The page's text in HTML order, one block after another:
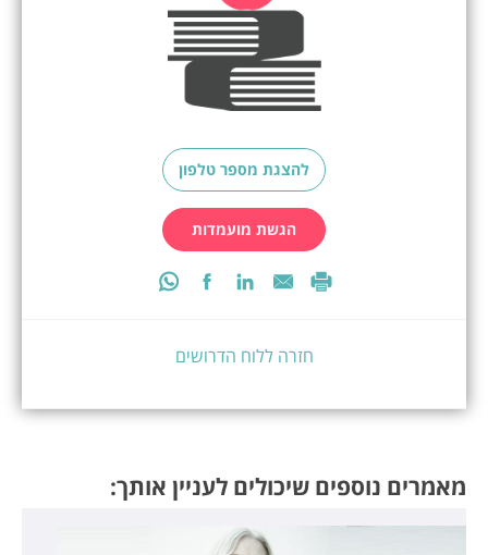
להצגת מספר טלפון
הגשת מועמדות
חזרה ללוח הדרושים
מאמרים נוספים שיכולים לעניין אותך: